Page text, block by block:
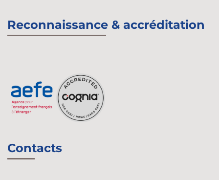
Reconnaissance & accréditation
Contacts